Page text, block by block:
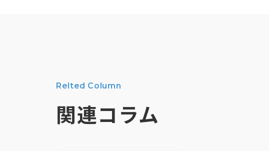
Relted Column
関連コラム